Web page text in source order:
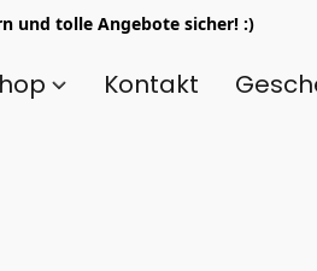
und tolle Angebote sicher! :)
Kontakt